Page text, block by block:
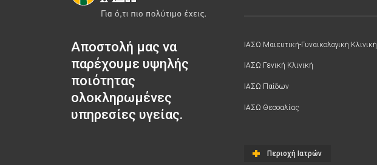
Αποστολή μας να
παρέχουμε υψηλής
ποιότητας
ολοκληρωμένες
υπηρεσίες υγείας.
ΙΑΣΩ Μαιευτική-Γυναικολογική Κλινική
ΙΑΣΩ Γενική Κλινική
ΙΑΣΩ Παίδων
ΙΑΣΩ Θεσσαλίας
Περιοχή Ιατρών